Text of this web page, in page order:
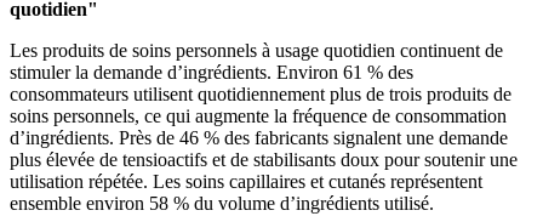
quotidien"
Les produits de soins personnels à usage quotidien continuent de
stimuler la demande d’ingrédients. Environ 61 % des
consommateurs utilisent quotidiennement plus de trois produits de
soins personnels, ce qui augmente la fréquence de consommation
d’ingrédients. Près de 46 % des fabricants signalent une demande
plus élevée de tensioactifs et de stabilisants doux pour soutenir une
utilisation répétée. Les soins capillaires et cutanés représentent
ensemble environ 58 % du volume d’ingrédients utilisé.